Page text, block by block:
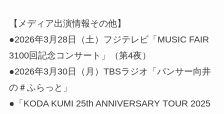
【メディア出演情報その他】
●2026年3月28日（土）フジテレビ「MUSIC FAIR
3100回記念コンサート」（第4夜）
●2026年3月30日（月）TBSラジオ「パンサー向井
の＃ふらっと」
●「KODA KUMI 25th ANNIVERSARY TOUR 2025